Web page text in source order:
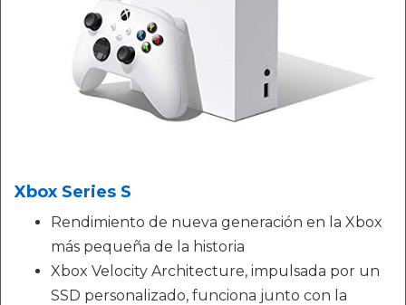
Xbox Series S
Rendimiento de nueva generación en la Xbox
más pequeña de la historia
Xbox Velocity Architecture, impulsada por un
SSD personalizado, funciona junto con la